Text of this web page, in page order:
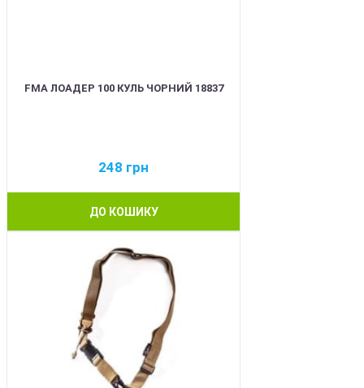
FMA ЛОАДЕР 100 КУЛЬ ЧОРНИЙ 18837
248 грн
ДО КОШИКУ